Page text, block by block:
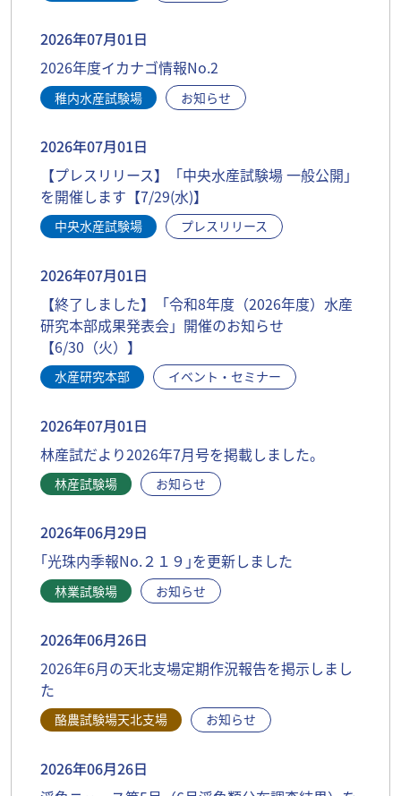
2026年07月01日
2026年度イカナゴ情報No.2
稚内水産試験場 お知らせ
2026年07月01日
【プレスリリース】「中央水産試験場 一般公開」
を開催します【7/29(水)】
中央水産試験場 プレスリリース
2026年07月01日
【終了しました】「令和8年度（2026年度）水産
研究本部成果発表会」開催のお知らせ
【6/30（火）】
水産研究本部 イベント・セミナー
2026年07月01日
林産試だより2026年7月号を掲載しました。
林産試験場 お知らせ
2026年06月29日
｢光珠内季報No.２１９｣を更新しました
林業試験場 お知らせ
2026年06月26日
2026年6月の天北支場定期作況報告を掲示しまし
た
酪農試験場天北支場 お知らせ
2026年06月26日